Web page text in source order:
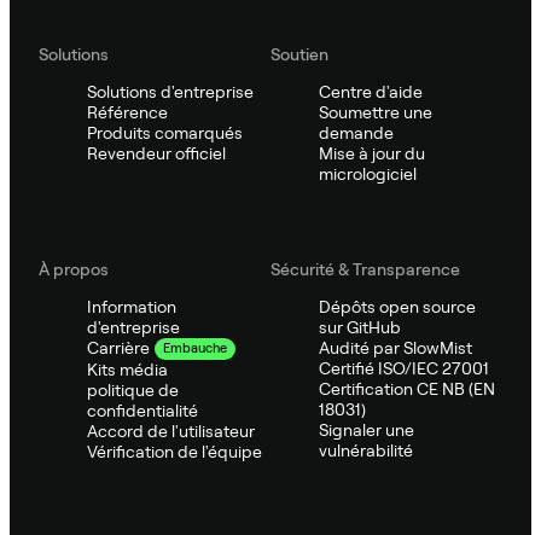
Solutions
Solutions d'entreprise
Référence
Produits comarqués
Revendeur officiel
Soutien
Centre d'aide
Soumettre une
demande
Mise à jour du
micrologiciel
À propos
Information
d'entreprise
Carrière
Embauche
Kits média
politique de
confidentialité
Accord de l'utilisateur
Vérification de l'équipe
Sécurité & Transparence
Dépôts open source
sur GitHub
Audité par SlowMist
Certifié ISO/IEC 27001
Certification CE NB (EN
18031)
Signaler une
vulnérabilité